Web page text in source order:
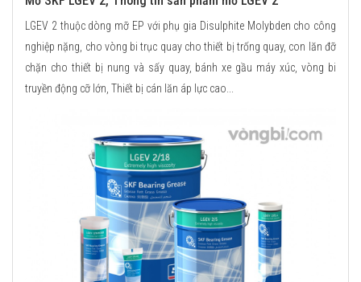
LGEV 2 thuộc dòng mỡ EP với phụ gia Disulphite Molybden cho công
nghiệp nặng, cho vòng bi trục quay cho thiết bị trống quay, con lăn đỡ
chặn cho thiết bị nung và sấy quay, bánh xe gầu máy xúc, vòng bi
truyền động cỡ lớn, Thiết bị cán lăn áp lực cao...